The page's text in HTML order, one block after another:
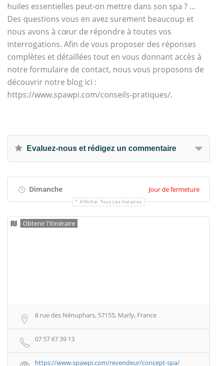
huiles essentielles peut-on mettre dans son spa ? …
Des questions vous en avez surement beaucoup et
nous avons à cœur de répondre à toutes vos
interrogations. Afin de vous proposer des réponses
complètes et détaillées tout en vous donnant accès à
notre formulaire de contact, nous vous proposons de
découvrir notre blog ici :
https://www.spawpi.com/conseils-pratiques/.
Evaluez-nous et rédigez un commentaire
Dimanche Jour de fermeture
Afficher Tous Les Horaires
Obtenir l'itinéraire
8 rue des Nénuphars, 57155, Marly, France
07 57 67 39 13
https://www.spawpi.com/revendeur/concept-spa/